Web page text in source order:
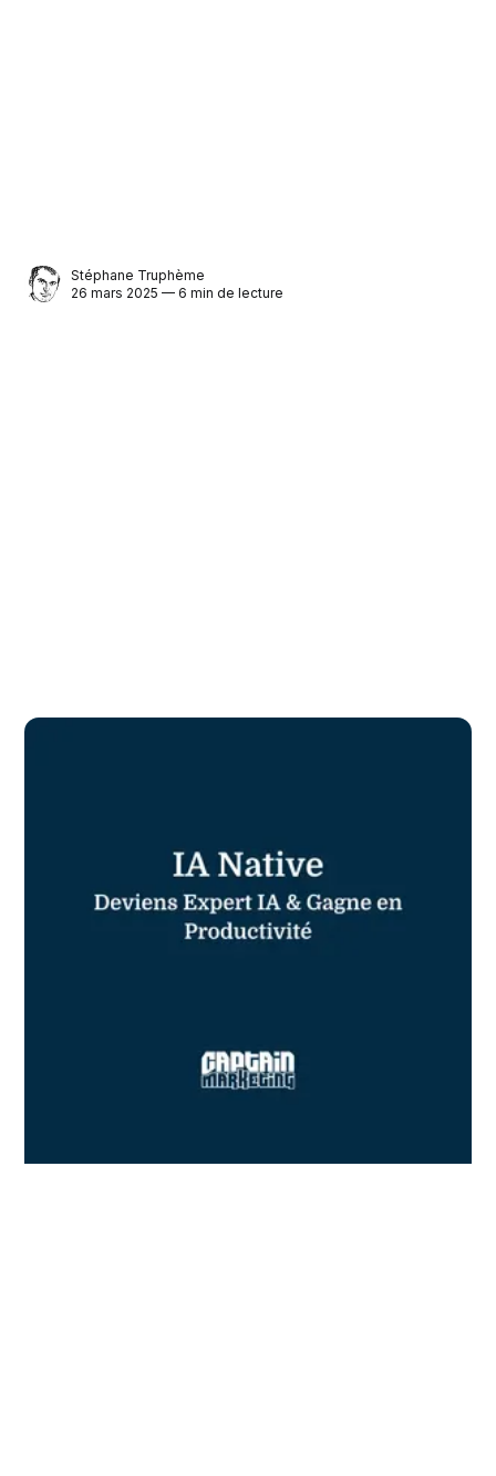
Stéphane Truphème
26 mars 2025 — 6 min de lecture